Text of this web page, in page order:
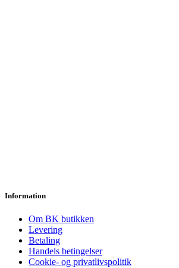
Information
Om BK butikken
Levering
Betaling
Handels betingelser
Cookie- og privatlivspolitik